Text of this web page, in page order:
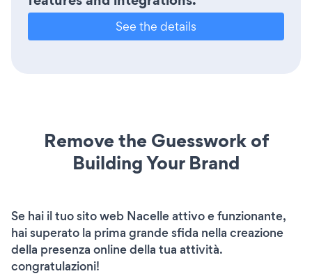
See the details
Remove the Guesswork of
Building Your Brand
Se hai il tuo sito web Nacelle attivo e funzionante,
hai superato la prima grande sfida nella creazione
della presenza online della tua attività.
congratulazioni!